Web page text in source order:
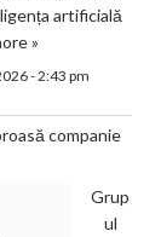
artificială
»
- 2:43 pm
companie
Grup
ul